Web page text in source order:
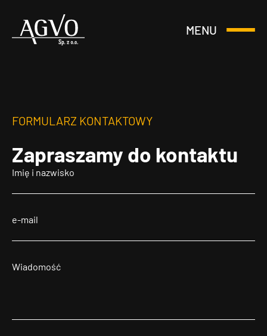
Header
MENU
Otwórz
FORMULARZ KONTAKTOWY
Zapraszamy do kontaktu